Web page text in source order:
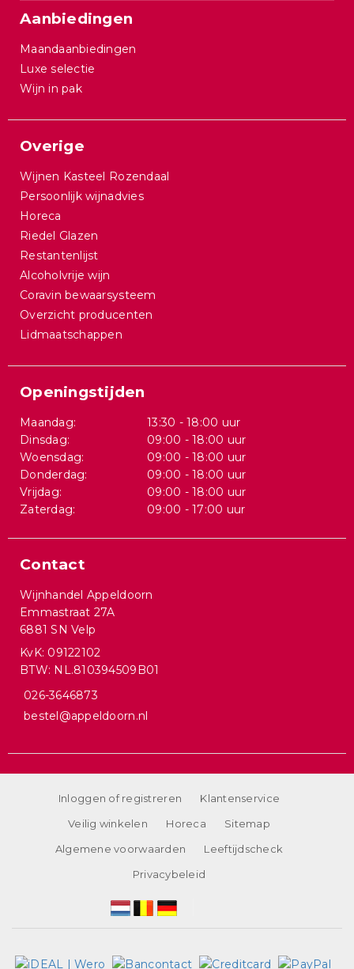
Aanbiedingen
Maandaanbiedingen
Luxe selectie
Wijn in pak
Overige
Wijnen Kasteel Rozendaal
Persoonlijk wijnadvies
Horeca
Riedel Glazen
Restantenlijst
Alcoholvrije wijn
Coravin bewaarsysteem
Overzicht producenten
Lidmaatschappen
Openingstijden
Maandag:
13:30 - 18:00 uur
Dinsdag:
09:00 - 18:00 uur
Woensdag:
09:00 - 18:00 uur
Donderdag:
09:00 - 18:00 uur
Vrijdag:
09:00 - 18:00 uur
Zaterdag:
09:00 - 17:00 uur
Contact
Wijnhandel Appeldoorn
Emmastraat 27A
6881 SN Velp
KvK: 09122102
BTW: NL.810394509B01
026-3646873
bestel@appeldoorn.nl
Inloggen of registreren
Klantenservice
Veilig winkelen
Horeca
Sitemap
Algemene voorwaarden
Leeftijdscheck
Privacybeleid